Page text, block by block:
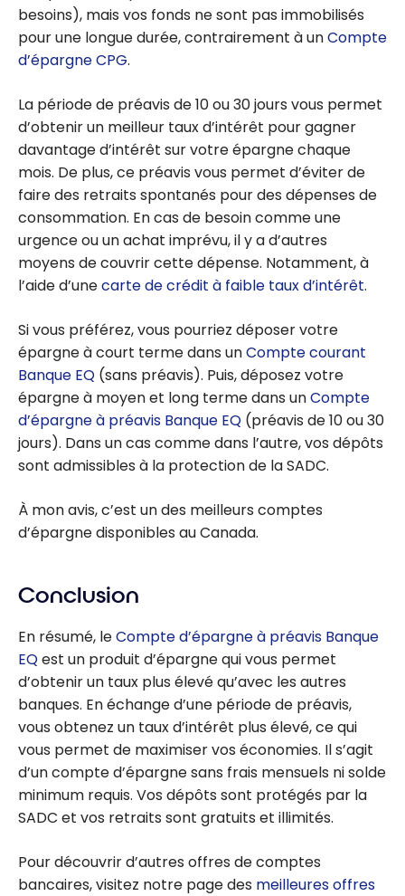
besoins), mais vos fonds ne sont pas immobilisés
pour une longue durée, contrairement à unCompte
d’épargne CPG.
La période de préavis de 10 ou 30 jours vous permet
d’obtenir un meilleur taux d’intérêt pour gagner
davantage d’intérêt sur votre épargne chaque
mois. De plus, ce préavis vous permet d’éviter de
faire des retraits spontanés pour des dépenses de
consommation. En cas de besoin comme une
urgence ou un achat imprévu, il y a d’autres
moyens de couvrir cette dépense. Notamment, à
l’aide d’unecarte de crédit à faible taux d’intérêt.
Si vous préférez, vous pourriez déposer votre
épargne à court terme dans unCompte courant
Banque EQ (sans préavis). Puis, déposez votre
épargne à moyen et long terme dans unCompte
d’épargne à préavis Banque EQ (préavis de 10 ou 30
jours). Dans un cas comme dans l’autre, vos dépôts
sont admissibles à la protection de la SADC.
À mon avis, c’est un des meilleurs comptes
d’épargne disponibles au Canada.
Conclusion
En résumé, leCompte d’épargne à préavis Banque
EQest un produit d’épargne qui vous permet
d’obtenir un taux plus élevé qu’avec les autres
banques. En échange d’une période de préavis,
vous obtenez un taux d’intérêt plus élevé, ce qui
vous permet de maximiser vos économies. Il s’agit
d’un compte d’épargne sans frais mensuels ni solde
minimum requis. Vos dépôts sont protégés par la
SADC et vos retraits sont gratuits et illimités.
Pour découvrir d’autres offres de comptes
bancaires, visitez notre page des meilleures offres